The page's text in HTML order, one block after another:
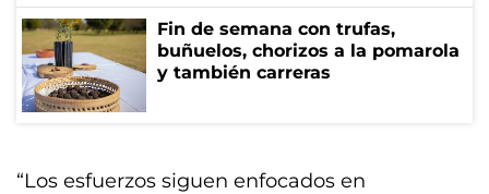
Fin de semana con trufas,
buñuelos, chorizos a la pomarola
y también carreras
“Los esfuerzos siguen enfocados en